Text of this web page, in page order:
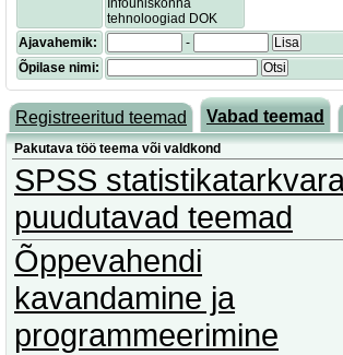
Infoühiskonna
tehnoloogiad DOK
Ajavahemik:
-
Lisa
Õpilase nimi:
Otsi
Registreeritud teemad Vabad teemad
Pakutava töö teema või valdkond
SPSS
puudutavad teemad
Õppevahendi
kavandamine ja
programmeerimine